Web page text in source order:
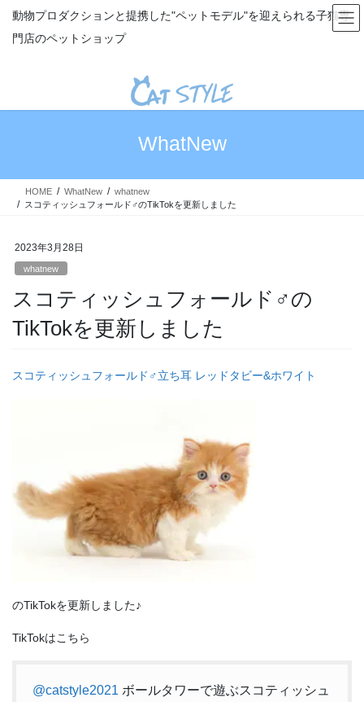
ス
ン
動物プロダクションと提携した"ペットモデル"を迎えられる子猫専
門店のペットショップ
WhatNew
HOME WhatNew
whatnew
スコティッシュフォールド♂のTikTokを更新しました
2023年3月28日
whatnew
スコティッシュフォールド♂の
TikTokを更新しました
スコティッシュフォールド♂立ち耳 レッドタビー&ホワイト
のTikTokを更新しました♪
TikTokはこちら
@catstyle2021 ボールタワーで遊ぶスコティッシュ